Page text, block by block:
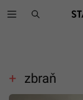
zbraň